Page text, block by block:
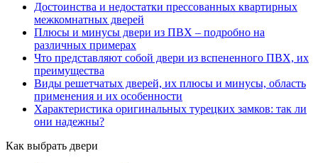
Достоинства и недостатки прессованных квартирных
межкомнатных дверей
Плюсы и минусы двери из ПВХ – подробно на
различных примерах
Что представляют собой двери из вспененного ПВХ, их
преимущества
Виды решетчатых дверей, их плюсы и минусы, область
применения и их особенности
Характеристика оригинальных турецких замков: так ли
они надежны?
Как выбрать двери